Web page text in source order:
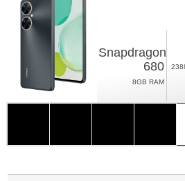
Snapdragon
680
8GB RAM